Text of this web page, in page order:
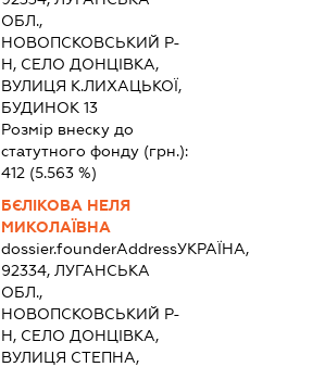
ОБЛ.,
НОВОПСКОВСЬКИЙ Р-
Н, СЕЛО ДОНЦІВКА,
ВУЛИЦЯ К.ЛИХАЦЬКОЇ,
БУДИНОК 13
Розмір внеску до
статутного фонду (грн.):
412 (5.563 %)
БЄЛІКОВА НЕЛЯ
МИКОЛАЇВНА
dossier.founderAddressУКРАЇНА,
92334, ЛУГАНСЬКА
ОБЛ.,
НОВОПСКОВСЬКИЙ Р-
Н, СЕЛО ДОНЦІВКА,
ВУЛИЦЯ СТЕПНА,